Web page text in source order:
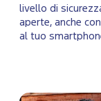
livello di
aperte, anche
al tuo